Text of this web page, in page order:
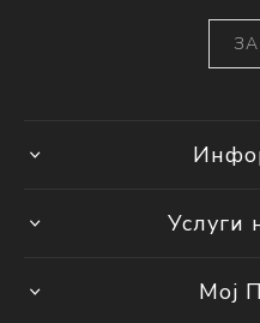
Услуги
Мој